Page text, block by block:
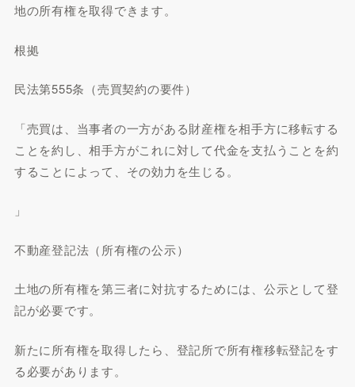
地の所有権を取得できます。
根拠
民法第555条（売買契約の要件）
「売買は、当事者の一方がある財産権を相手方に移転する
ことを約し、相手方がこれに対して代金を支払うことを約
することによって、その効力を生じる。
」
不動産登記法（所有権の公示）
土地の所有権を第三者に対抗するためには、公示として登
記が必要です。
新たに所有権を取得したら、登記所で所有権移転登記をす
る必要があります。